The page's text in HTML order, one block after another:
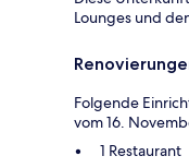
Lounges und
Folgende
vom 16.
1 Restaurant